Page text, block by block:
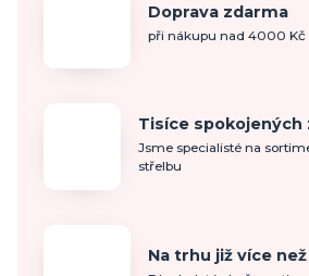
Doprava zdarma
při nákupu nad 4000 Kč
Tisíce spokojených
Jsme specialisté na
střelbu
Na trhu již více